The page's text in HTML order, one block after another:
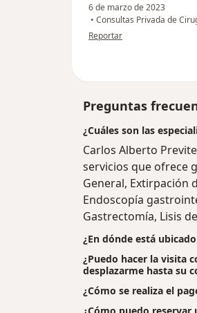
6 de marzo de 2023
• Consultas Privada de
en opinión del usuario C.B
Reportar
Preguntas
¿Cuáles son las
Carlos Alberto
servicios que ofrece
General, Extirpación
Endoscopía
Gastrectomía, Lisis
¿En dónde está
¿Puedo hacer la visita
desplazarme hasta su
¿Cómo se realiza el
¿Cómo puedo reservar